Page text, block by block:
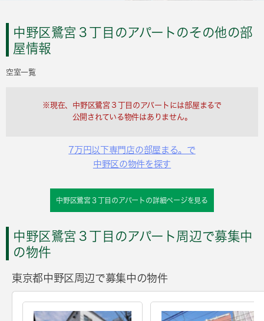
中野区鷺宮３丁目のアパートのその他の部
屋情報
空室一覧
※現在、中野区鷺宮３丁目のアパートには部屋まるで
公開されている物件はありません。
7万円以下専門店の部屋まる。で
中野区の物件を探す
中野区鷺宮３丁目のアパートの詳細ページを見る
中野区鷺宮３丁目のアパート周辺で募集中
の物件
東京都中野区周辺で募集中の物件